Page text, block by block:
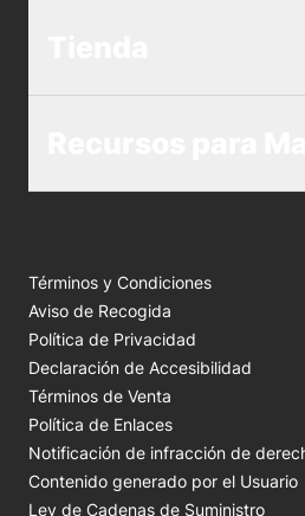
Términos y Condiciones
Aviso de Recogida
Política de Privacidad
Declaración de Accesibilidad
Términos de Venta
Política de Enlaces
Notificación de infracción de
Contenido generado por el Usuario
Ley de Cadenas de Suministro